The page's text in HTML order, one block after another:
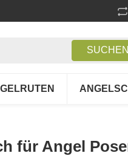
SUCHEN
für Angel